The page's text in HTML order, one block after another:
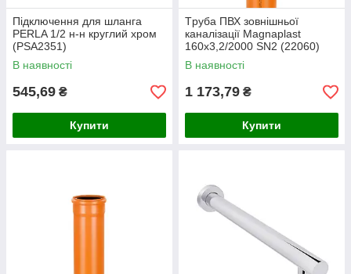
Підключення для шланга
PERLA 1/2 н-н круглий хром
(PSA2351)
В наявності
545,69 ₴
Купити
Tруба ПВХ зовнішньої
каналізації Magnaplast
160x3,2/2000 SN2 (22060)
В наявності
1 173,79 ₴
Купити